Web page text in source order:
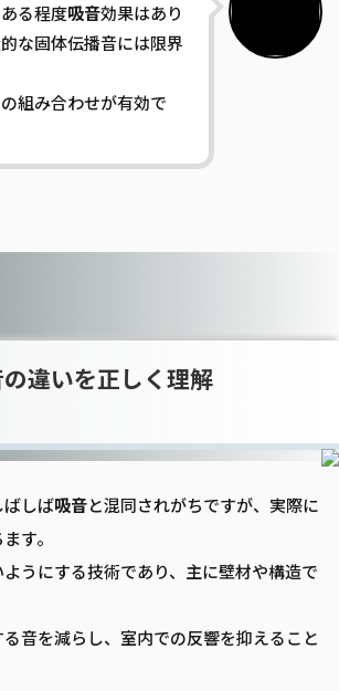
る程度吸音効果はあり
な固体伝播音には限界
組み合わせが有効で
違いを正しく理解
ばしば吸音と混同されがちですが、実際に
す。
うにする技術であり、主に壁材や構造で
音を減らし、室内での反響を抑えること